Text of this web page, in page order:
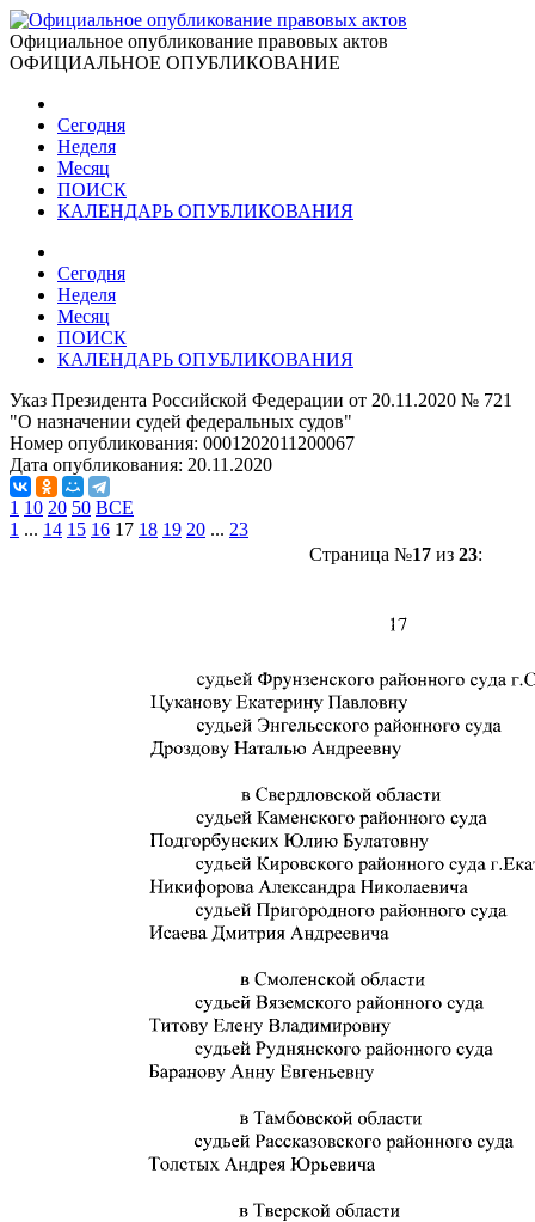
Официальное опубликование правовых актов
ОФИЦИАЛЬНОЕ ОПУБЛИКОВАНИЕ
Сегодня
Неделя
Месяц
ПОИСК
КАЛЕНДАРЬ ОПУБЛИКОВАНИЯ
Сегодня
Неделя
Месяц
ПОИСК
КАЛЕНДАРЬ ОПУБЛИКОВАНИЯ
Указ Президента Российской Федерации от 20.11.2020 № 721
"О назначении судей федеральных судов"
Номер опубликования: 0001202011200067
Дата опубликования: 20.11.2020
1 10 20 50 ВСЕ
1 ... 14 15 16 17 18 19 20 ... 23
Страница №17из 23: